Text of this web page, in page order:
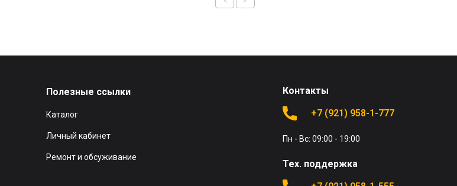
Полезные ссылки
Каталог
Личный кабинет
Ремонт и обсуживание
Контакты
+7 (921) 958-1-777
Пн - Вс: 09:00 - 19:00
Тех. поддержка